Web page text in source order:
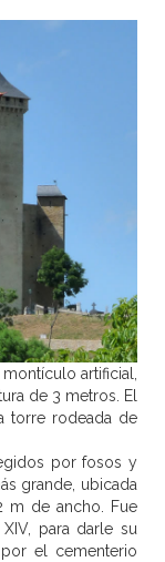
artificial,
de 3 metros. El
torre rodeada de
por fosos y
grande, ubicada
m de ancho. Fue
para darle su
el cementerio